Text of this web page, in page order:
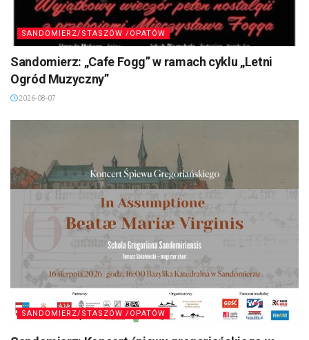
SANDOMIERZ/STASZÓW /OPATÓW
Sandomierz: „Cafe Fogg” w ramach cyklu „Letni
Ogród Muzyczny”
2026-08-07
SANDOMIERZ/STASZÓW /OPATÓW